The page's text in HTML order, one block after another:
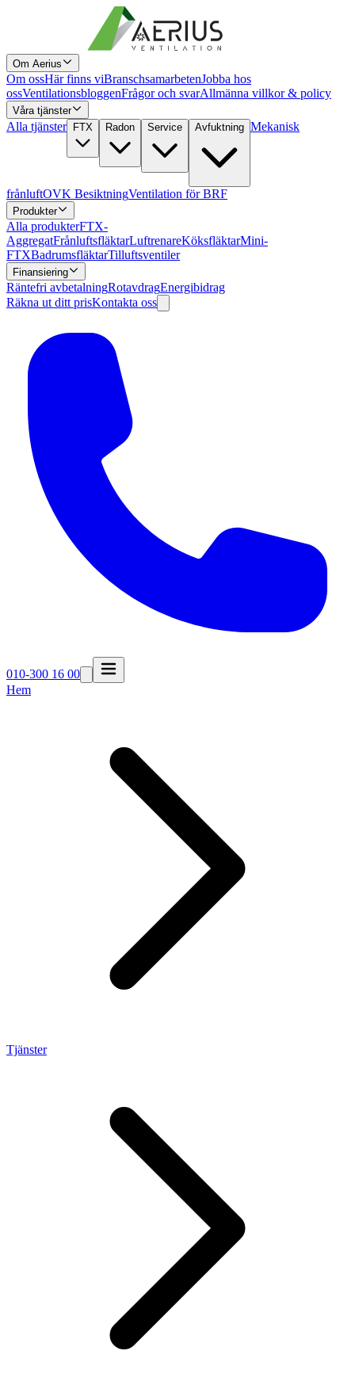
Om Aerius
Om ossHär finns viBranschsamarbetenJobba hos
ossVentilationsbloggenFrågor och svarAllmänna villkor & policy
Våra tjänster
Alla tjänster FTX Radon Service Avfuktning Mekanisk
frånluftOVK BesiktningVentilation för BRF
Produkter
Alla produkterFTX-
AggregatFrånluftsfläktarLuftrenareKöksfläktarMini-
FTXBadrumsfläktarTilluftsventiler
Finansiering
Räntefri avbetalningRotavdragEnergibidrag
Räkna ut ditt prisKontakta oss
010-300 16 00
Hem
Tjänster